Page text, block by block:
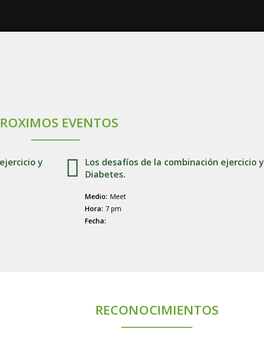
EVENTOS
y
Los desafíos de la combinación ejercicio y
Diabetes.
Medio: Meet
Hora: 7 pm
Fecha:
RECONOCIMIENTOS